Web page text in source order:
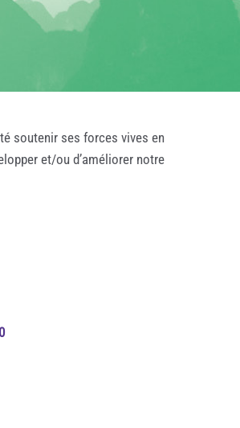
soutenir ses forces vives en
et/ou d’améliorer notre